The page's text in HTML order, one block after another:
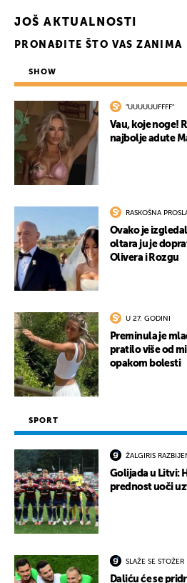
JOŠ AKTUALNOSTI
PRONAĐITE ŠTO VAS ZANIMA
SHOW
"UUUUUUFFFF"
Vau, koje noge!
najbolje adute
RASKOŠNA
Ovako je
oltara ju je
Olivera i Rozgu
U 27. GODINI
Preminula je
pratilo više od
opakom bolesti
SPORT
ŽALGIRIS
Golijada u Litvi:
prednost uoči
SLAŽE SE STOŽER
Daliću će se